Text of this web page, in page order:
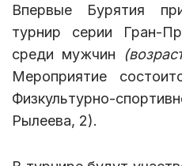
Впервые Бурятия
турнир серии Гран-
среди мужчин
Мероприятие
Физкультурно-
Рылеева, 2).